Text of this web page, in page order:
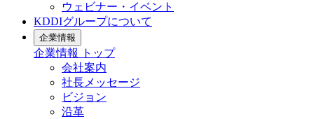
ウェビナー・イベント
KDDIグループについて
企業情報
企業情報
トップ
会社案内
社長メッセージ
ビジョン
沿革